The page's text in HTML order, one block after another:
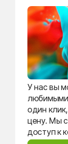
У нас вы
любимыми
один
цену. Мы
доступ к